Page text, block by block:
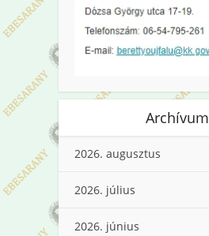
Archívum
2026. augusztus
2026. július
2026. június